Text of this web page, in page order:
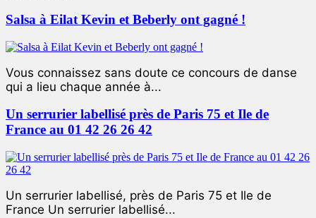
Salsa à Eilat Kevin et Beberly ont gagné !
Vous connaissez sans doute ce concours de danse
qui a lieu chaque année à...
Un serrurier labellisé près de Paris 75 et Ile de
France au 01 42 26 26 42
Un serrurier labellisé, près de Paris 75 et Ile de
France Un serrurier labellisé...